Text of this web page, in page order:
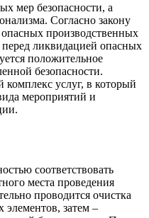
мер безопасности, а
Согласно закону
производственных
ликвидацией опасных
положительное
безопасности.
услуг, в который
мероприятий и
соответствовать
места проведения
проводится очистка
элементов, затем –